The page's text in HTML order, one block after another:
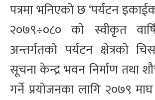
पत्रमा भनिएको छ ‘पर्यटन
२०७९÷०८० को स्वीकृत
अन्तर्गतको पर्यटन क्षेत्रको
सूचना केन्द्र भवन निर्माण तथा
गर्ने प्रयोजनका लागि २०७९